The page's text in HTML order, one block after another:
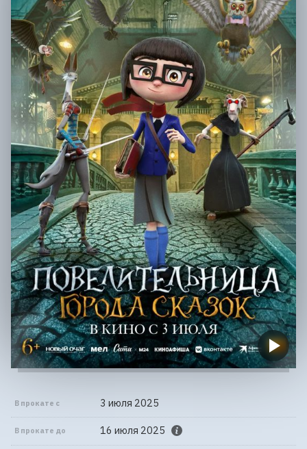
В прокате с 3 июля 2025
В прокате до 16 июля 2025